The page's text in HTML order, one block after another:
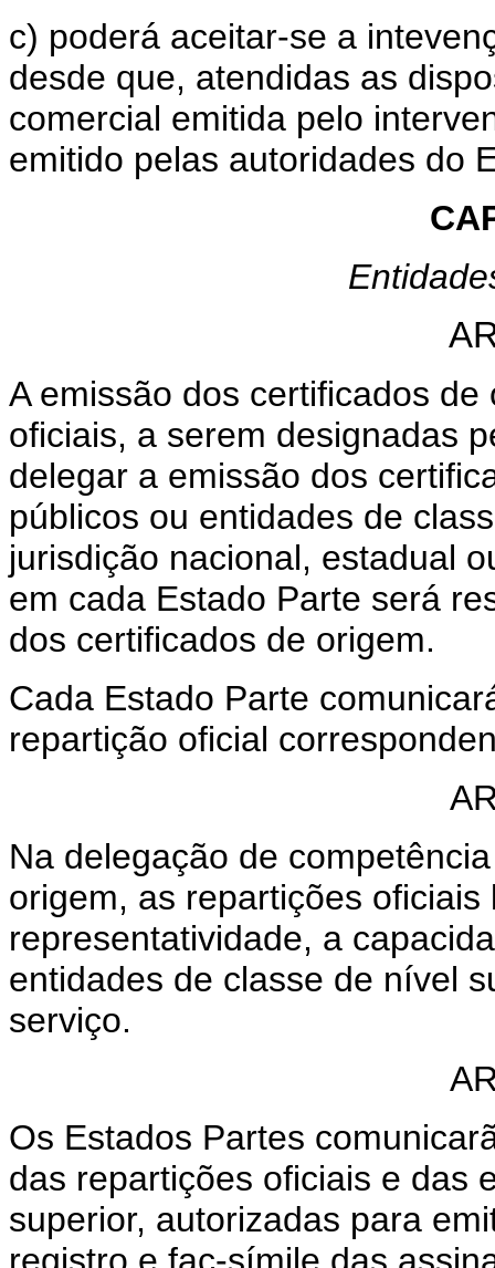
c) poderá aceitar-se a
desde que, atendidas as
comercial emitida pelo
emitido pelas autoridades do
A emissão dos certificados
oficiais, a serem designadas
delegar a emissão dos
públicos ou entidades de
jurisdição nacional, estadual
em cada Estado Parte será
dos certificados de origem.
Cada Estado Parte
repartição oficial
Na delegação de
origem, as repartições
representatividade, a
entidades de classe de nível
serviço.
Os Estados Partes
das repartições oficiais e das
superior, autorizadas para